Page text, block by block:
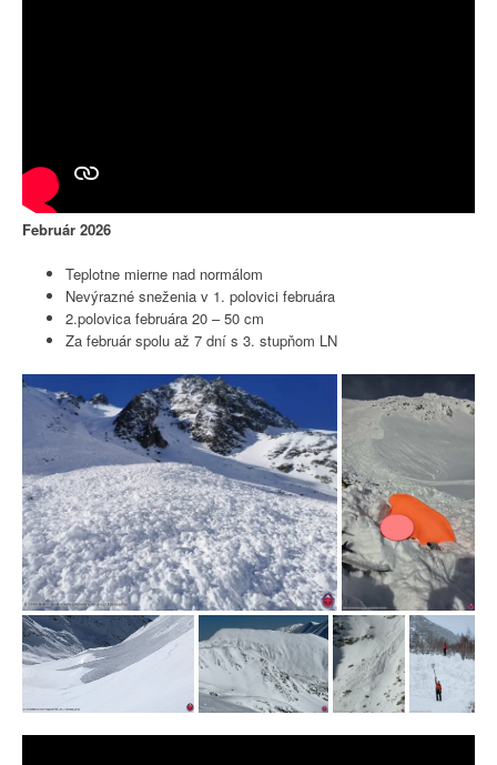
Február 2026
Teplotne mierne nad normálom
Nevýrazné sneženia v 1. polovici februára
2.polovica februára 20 – 50 cm
Za február spolu až 7 dní s 3. stupňom LN